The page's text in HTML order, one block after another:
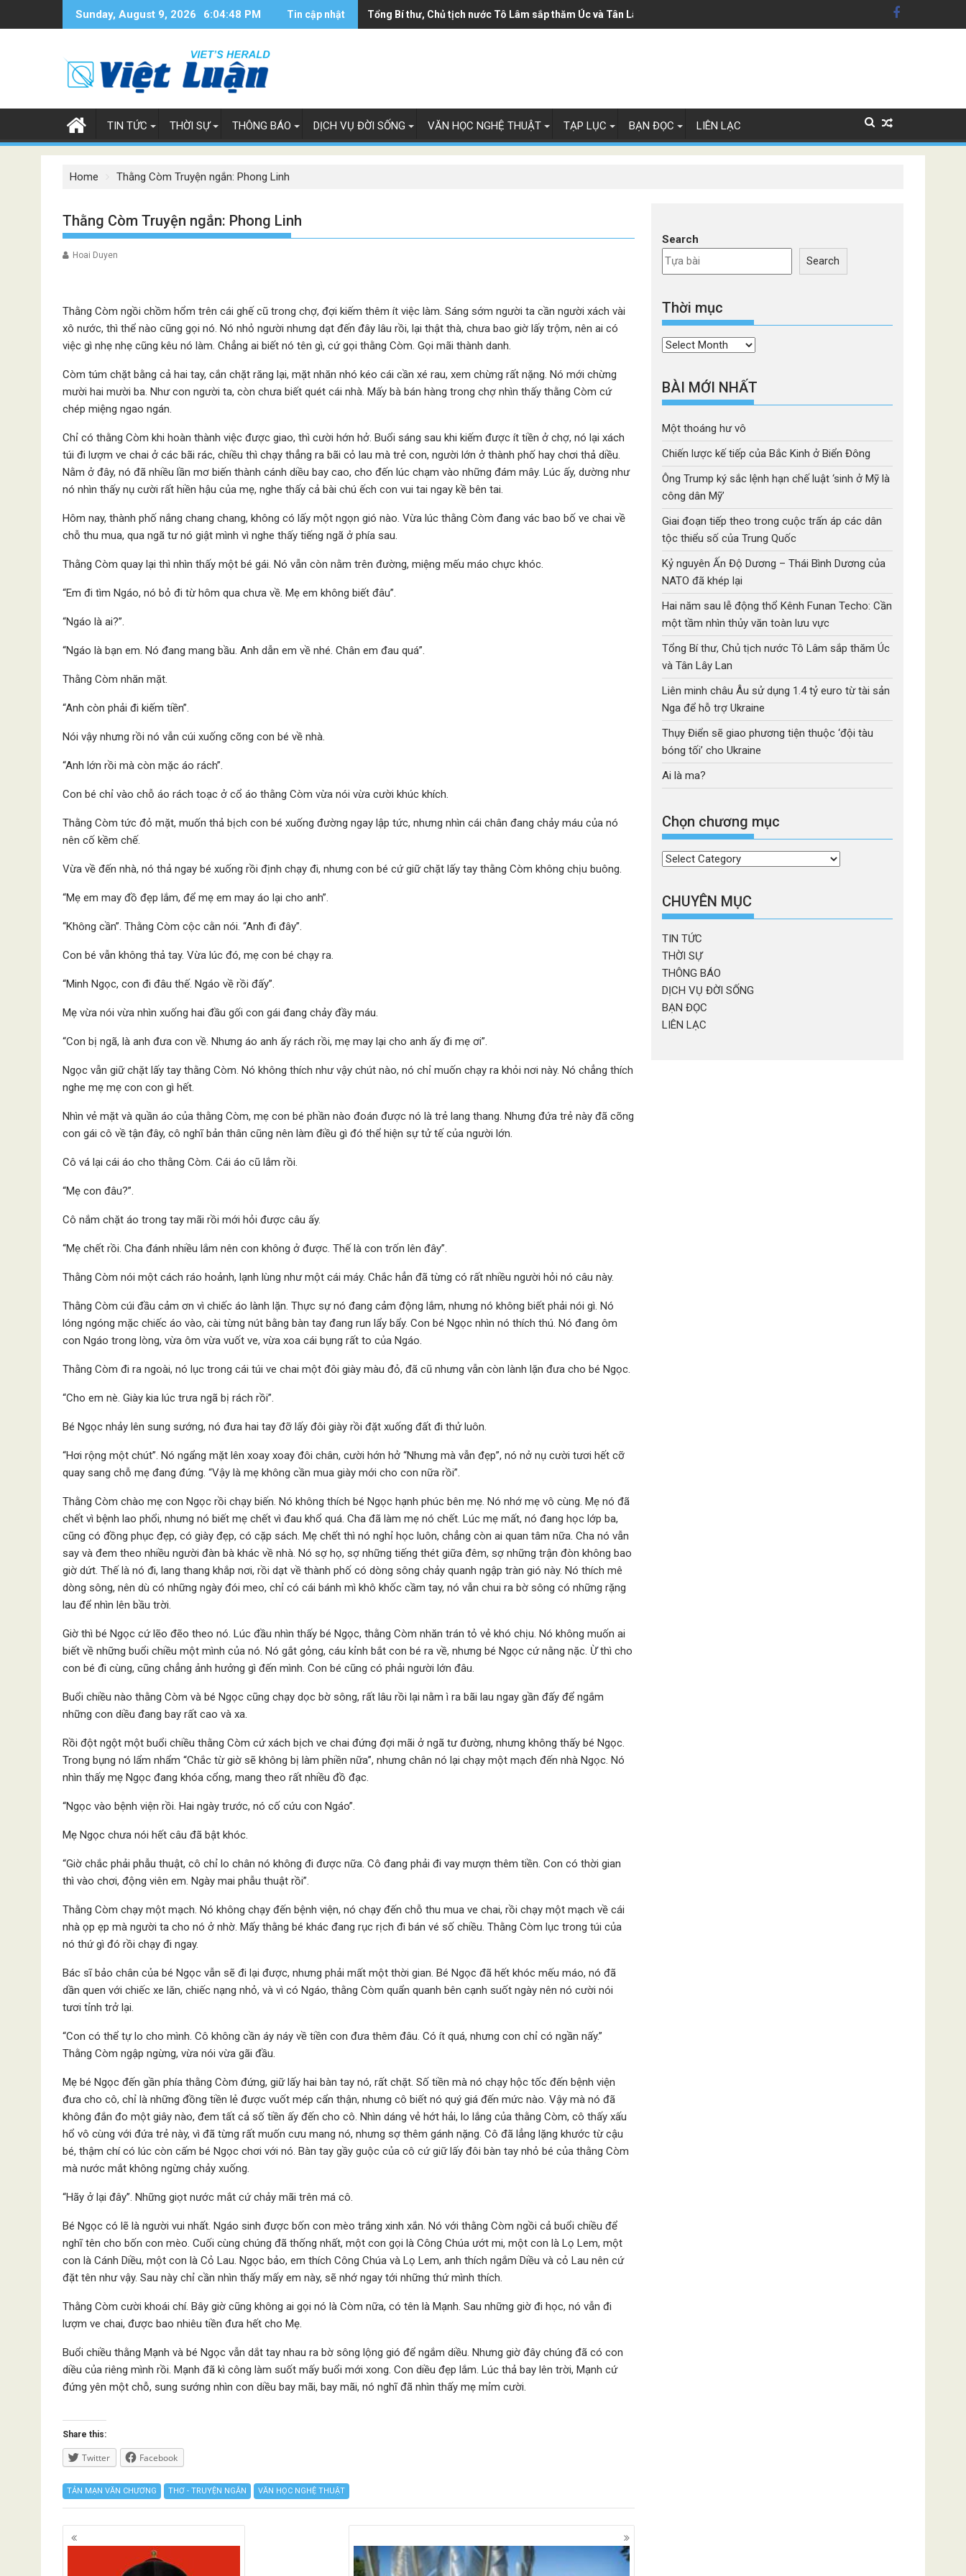
Sunday, August 9, 2026 6:04:49 PM Tin cập nhật Tổng Bí thư, Chủ tịch nước Tô Lâm sắp thăm Úc và Tân Lây Lan
TIN TỨC THỜI SỰ THÔNG BÁO DỊCH VỤ ĐỜI SỐNG VĂN HỌC NGHỆ THUẬT TẠP LỤC BẠN ĐỌC LIÊN LẠC
Home Thằng Còm Truyện ngắn: Phong Linh
Thằng Còm Truyện ngắn: Phong Linh
Hoai Duyen
Thằng Còm ngồi chồm hổm trên cái ghế cũ trong chợ, đợi kiếm thêm ít việc làm. Sáng sớm người ta cần người xách vài
xô nước, thì thể nào cũng gọi nó. Nó nhỏ người nhưng dạt đến đây lâu rồi, lại thật thà, chưa bao giờ lấy trộm, nên ai có
việc gì nhẹ nhẹ cũng kêu nó làm. Chẳng ai biết nó tên gì, cứ gọi thằng Còm. Gọi mãi thành danh.
Còm túm chặt bằng cả hai tay, cắn chặt răng lại, mặt nhăn nhó kéo cái cần xé rau, xem chừng rất nặng. Nó mới chừng
mười hai mười ba. Như con người ta, còn chưa biết quét cái nhà. Mấy bà bán hàng trong chợ nhìn thấy thằng Còm cứ
chép miệng ngao ngán.
Chỉ có thằng Còm khi hoàn thành việc được giao, thì cười hớn hở. Buổi sáng sau khi kiếm được ít tiền ở chợ, nó lại xách
túi đi lượm ve chai ở các bãi rác, chiều thì chạy thẳng ra bãi cỏ lau mà trẻ con, người lớn ở thành phố hay chơi thả diều.
Nằm ở đây, nó đã nhiều lần mơ biến thành cánh diều bay cao, cho đến lúc chạm vào những đám mây. Lúc ấy, dường như
nó nhìn thấy nụ cười rất hiền hậu của mẹ, nghe thấy cả bài chú ếch con vui tai ngay kề bên tai.
Hôm nay, thành phố nắng chang chang, không có lấy một ngọn gió nào. Vừa lúc thằng Còm đang vác bao bố ve chai về
chỗ thu mua, qua ngã tư nó giật mình vì nghe thấy tiếng ngã ở phía sau.
Thằng Còm quay lại thì nhìn thấy một bé gái. Nó vẫn còn nằm trên đường, miệng mếu máo chực khóc.
“Em đi tìm Ngáo, nó bỏ đi từ hôm qua chưa về. Mẹ em không biết đâu”.
“Ngáo là ai?”.
“Ngáo là bạn em. Nó đang mang bầu. Anh dẫn em về nhé. Chân em đau quá”.
Thằng Còm nhăn mặt.
“Anh còn phải đi kiếm tiền”.
Nói vậy nhưng rồi nó vẫn cúi xuống cõng con bé về nhà.
“Anh lớn rồi mà còn mặc áo rách”.
Con bé chỉ vào chỗ áo rách toạc ở cổ áo thằng Còm vừa nói vừa cười khúc khích.
Thằng Còm tức đỏ mặt, muốn thả bịch con bé xuống đường ngay lập tức, nhưng nhìn cái chân đang chảy máu của nó
nên cố kềm chế.
Vừa về đến nhà, nó thả ngay bé xuống rồi định chạy đi, nhưng con bé cứ giữ chặt lấy tay thằng Còm không chịu buông.
“Mẹ em may đồ đẹp lắm, để mẹ em may áo lại cho anh”.
“Không cần”. Thằng Còm cộc cằn nói. “Anh đi đây”.
Con bé vẫn không thả tay. Vừa lúc đó, mẹ con bé chạy ra.
“Minh Ngọc, con đi đâu thế. Ngáo về rồi đấy”.
Mẹ vừa nói vừa nhìn xuống hai đầu gối con gái đang chảy đầy máu.
“Con bị ngã, là anh đưa con về. Nhưng áo anh ấy rách rồi, mẹ may lại cho anh ấy đi mẹ ơi”.
Ngọc vẫn giữ chặt lấy tay thằng Còm. Nó không thích như vậy chút nào, nó chỉ muốn chạy ra khỏi nơi này. Nó chẳng thích
nghe mẹ mẹ con con gì hết.
Nhìn vẻ mặt và quần áo của thằng Còm, mẹ con bé phần nào đoán được nó là trẻ lang thang. Nhưng đứa trẻ này đã cõng
con gái cô về tận đây, cô nghĩ bản thân cũng nên làm điều gì đó thể hiện sự tử tế của người lớn.
Cô vá lại cái áo cho thằng Còm. Cái áo cũ lắm rồi.
“Mẹ con đâu?”.
Cô nắm chặt áo trong tay mãi rồi mới hỏi được câu ấy.
“Mẹ chết rồi. Cha đánh nhiều lắm nên con không ở được. Thế là con trốn lên đây”.
Thằng Còm nói một cách ráo hoảnh, lạnh lùng như một cái máy. Chắc hẳn đã từng có rất nhiều người hỏi nó câu này.
Thằng Còm cúi đầu cảm ơn vì chiếc áo lành lặn. Thực sự nó đang cảm động lắm, nhưng nó không biết phải nói gì. Nó
lóng ngóng mặc chiếc áo vào, cài từng nút bằng bàn tay đang run lẩy bẩy. Con bé Ngọc nhìn nó thích thú. Nó đang ôm
con Ngáo trong lòng, vừa ôm vừa vuốt ve, vừa xoa cái bụng rất to của Ngáo.
Thằng Còm đi ra ngoài, nó lục trong cái túi ve chai một đôi giày màu đỏ, đã cũ nhưng vẫn còn lành lặn đưa cho bé Ngọc.
“Cho em nè. Giày kia lúc trưa ngã bị rách rồi”.
Bé Ngọc nhảy lên sung sướng, nó đưa hai tay đỡ lấy đôi giày rồi đặt xuống đất đi thử luôn.
“Hơi rộng một chút”. Nó ngẩng mặt lên xoay xoay đôi chân, cười hớn hở “Nhưng mà vẫn đẹp”, nó nở nụ cười tươi hết cỡ
quay sang chỗ mẹ đang đứng. “Vậy là mẹ không cần mua giày mới cho con nữa rồi”.
Thằng Còm chào mẹ con Ngọc rồi chạy biến. Nó không thích bé Ngọc hạnh phúc bên mẹ. Nó nhớ mẹ vô cùng. Mẹ nó đã
chết vì bệnh lao phổi, nhưng nó biết mẹ chết vì đau khổ quá. Cha đã làm mẹ nó chết. Lúc mẹ mất, nó đang học lớp ba,
cũng có đồng phục đẹp, có giày đẹp, có cặp sách. Mẹ chết thì nó nghỉ học luôn, chẳng còn ai quan tâm nữa. Cha nó vẫn
say và đem theo nhiều người đàn bà khác về nhà. Nó sợ họ, sợ những tiếng thét giữa đêm, sợ những trận đòn không bao
giờ dứt. Thế là nó đi, lang thang khắp nơi, rồi dạt về thành phố có dòng sông chảy quanh ngập tràn gió này. Nó thích mê
dòng sông, nên dù có những ngày đói meo, chỉ có cái bánh mì khô khốc cầm tay, nó vẫn chui ra bờ sông có những rặng
lau để nhìn lên bầu trời.
Giờ thì bé Ngọc cứ lẽo đẽo theo nó. Lúc đầu nhìn thấy bé Ngọc, thằng Còm nhăn trán tỏ vẻ khó chịu. Nó không muốn ai
biết về những buổi chiều một mình của nó. Nó gắt gỏng, cáu kỉnh bắt con bé ra về, nhưng bé Ngọc cứ nằng nặc. Ừ thì cho
con bé đi cùng, cũng chẳng ảnh hưởng gì đến mình. Con bé cũng có phải người lớn đâu.
Buổi chiều nào thằng Còm và bé Ngọc cũng chạy dọc bờ sông, rất lâu rồi lại nằm ì ra bãi lau ngay gần đấy để ngắm
những con diều đang bay rất cao và xa.
Rồi đột ngột một buổi chiều thằng Còm cứ xách bịch ve chai đứng đợi mãi ở ngã tư đường, nhưng không thấy bé Ngọc.
Trong bụng nó lẩm nhẩm “Chắc từ giờ sẽ không bị làm phiền nữa”, nhưng chân nó lại chạy một mạch đến nhà Ngọc. Nó
nhìn thấy mẹ Ngọc đang khóa cổng, mang theo rất nhiều đồ đạc.
“Ngọc vào bệnh viện rồi. Hai ngày trước, nó cố cứu con Ngáo”.
Mẹ Ngọc chưa nói hết câu đã bật khóc.
“Giờ chắc phải phẫu thuật, cô chỉ lo chân nó không đi được nữa. Cô đang phải đi vay mượn thêm tiền. Con có thời gian
thì vào chơi, động viên em. Ngày mai phẫu thuật rồi”.
Thằng Còm chạy một mạch. Nó không chạy đến bệnh viện, nó chạy đến chỗ thu mua ve chai, rồi chạy một mạch về cái
nhà ọp ẹp mà người ta cho nó ở nhờ. Mấy thằng bé khác đang rục rịch đi bán vé số chiều. Thằng Còm lục trong túi của
nó thứ gì đó rồi chạy đi ngay.
Bác sĩ bảo chân của bé Ngọc vẫn sẽ đi lại được, nhưng phải mất một thời gian. Bé Ngọc đã hết khóc mếu máo, nó đã
dần quen với chiếc xe lăn, chiếc nạng nhỏ, và vì có Ngáo, thằng Còm quẩn quanh bên cạnh suốt ngày nên nó cười nói
tươi tỉnh trở lại.
“Con có thể tự lo cho mình. Cô không cần áy náy về tiền con đưa thêm đâu. Có ít quá, nhưng con chỉ có ngần nấy.”
Thằng Còm ngập ngừng, vừa nói vừa gãi đầu.
Mẹ bé Ngọc đến gần phía thằng Còm đứng, giữ lấy hai bàn tay nó, rất chặt. Số tiền mà nó chạy hộc tốc đến bệnh viện
đưa cho cô, chỉ là những đồng tiền lẻ được vuốt mép cẩn thận, nhưng cô biết nó quý giá đến mức nào. Vậy mà nó đã
không đắn đo một giây nào, đem tất cả số tiền ấy đến cho cô. Nhìn dáng vẻ hớt hải, lo lắng của thằng Còm, cô thấy xấu
hổ vô cùng với đứa trẻ này, vì đã từng rất muốn cưu mang nó, nhưng sợ thêm gánh nặng. Cô đã lẳng lặng khước từ cậu
bé, thậm chí có lúc còn cấm bé Ngọc chơi với nó. Bàn tay gầy guộc của cô cứ giữ lấy đôi bàn tay nhỏ bé của thằng Còm
mà nước mắt không ngừng chảy xuống.
“Hãy ở lại đây”. Những giọt nước mắt cứ chảy mãi trên má cô.
Bé Ngọc có lẽ là người vui nhất. Ngáo sinh được bốn con mèo trắng xinh xắn. Nó với thằng Còm ngồi cả buổi chiều để
nghĩ tên cho bốn con mèo. Cuối cùng chúng đã thống nhất, một con gọi là Công Chúa ướt mi, một con là Lọ Lem, một
con là Cánh Diều, một con là Cỏ Lau. Ngọc bảo, em thích Công Chúa và Lọ Lem, anh thích ngắm Diều và cỏ Lau nên cứ
đặt tên như vậy. Sau này chỉ cần nhìn thấy mấy em này, sẽ nhớ ngay tới những thứ mình thích.
Thằng Còm cười khoái chí. Bây giờ cũng không ai gọi nó là Còm nữa, có tên là Mạnh. Sau những giờ đi học, nó vẫn đi
lượm ve chai, được bao nhiêu tiền đưa hết cho Mẹ.
Buổi chiều thằng Mạnh và bé Ngọc vẫn dắt tay nhau ra bờ sông lộng gió để ngắm diều. Nhưng giờ đây chúng đã có con
diều của riêng mình rồi. Mạnh đã kì công làm suốt mấy buổi mới xong. Con diều đẹp lắm. Lúc thả bay lên trời, Mạnh cứ
đứng yên một chỗ, sung sướng nhìn con diều bay mãi, bay mãi, nó nghĩ đã nhìn thấy mẹ mỉm cười.
Share this:
Twitter Facebook
TẢN MẠN VĂN CHƯƠNG THƠ - TRUYỆN NGẮN VĂN HỌC NGHỆ THUẬT
Posts
navigation
Search
Search
Thời mục
Thời
BÀI MỚI NHẤT
Một thoáng hư vô
Chiến lược kế tiếp của Bắc Kinh ở Biển Đông
Ông Trump ký sắc lệnh hạn chế luật ‘sinh ở Mỹ là
công dân Mỹ’
Giai đoạn tiếp theo trong cuộc trấn áp các dân
tộc thiểu số của Trung Quốc
Kỷ nguyên Ấn Độ Dương – Thái Bình Dương của
NATO đã khép lại
Hai năm sau lễ động thổ Kênh Funan Techo: Cần
một tầm nhìn thủy văn toàn lưu vực
Tổng Bí thư, Chủ tịch nước Tô Lâm sắp thăm Úc
và Tân Lây Lan
Liên minh châu Âu sử dụng 1.4 tỷ euro từ tài sản
Nga để hỗ trợ Ukraine
Thụy Điển sẽ giao phương tiện thuộc ‘đội tàu
bóng tối’ cho Ukraine
Ai là ma?
Chọn chương mục
Chọn
mục
CHUYÊN MỤC
TIN TỨC
THỜI SỰ
THÔNG BÁO
DỊCH VỤ ĐỜI SỐNG
BẠN ĐỌC
LIÊN LẠC